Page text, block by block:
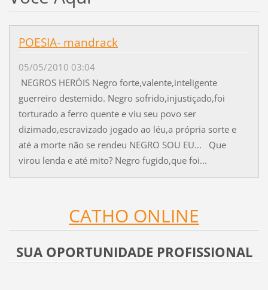
POESIA- mandrack
05/05/2010 03:04
NEGROS HERÓIS Negro forte,valente,inteligente
guerreiro destemido. Negro sofrido,injustiçado,foi
torturado a ferro quente e viu seu povo ser
dizimado,escravizado jogado ao léu,a própria sorte e
até a morte não se rendeu NEGRO SOU EU... Que
virou lenda e até mito? Negro fugido,que foi...
CATHO ONLINE
SUA OPORTUNIDADE PROFISSIONAL